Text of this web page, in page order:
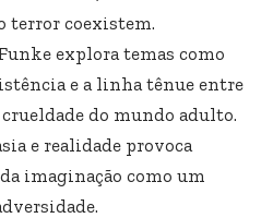
terror coexistem.
explora temas como
e a linha tênue entre
do mundo adulto.
e realidade provoca
imaginação como um